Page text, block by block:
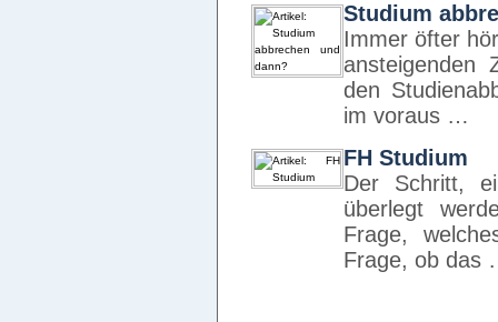
Studium
Immer öfter
ansteigenden
den
im voraus …
FH Studium
Der Schritt,
überlegt
Frage,
Frage, ob das